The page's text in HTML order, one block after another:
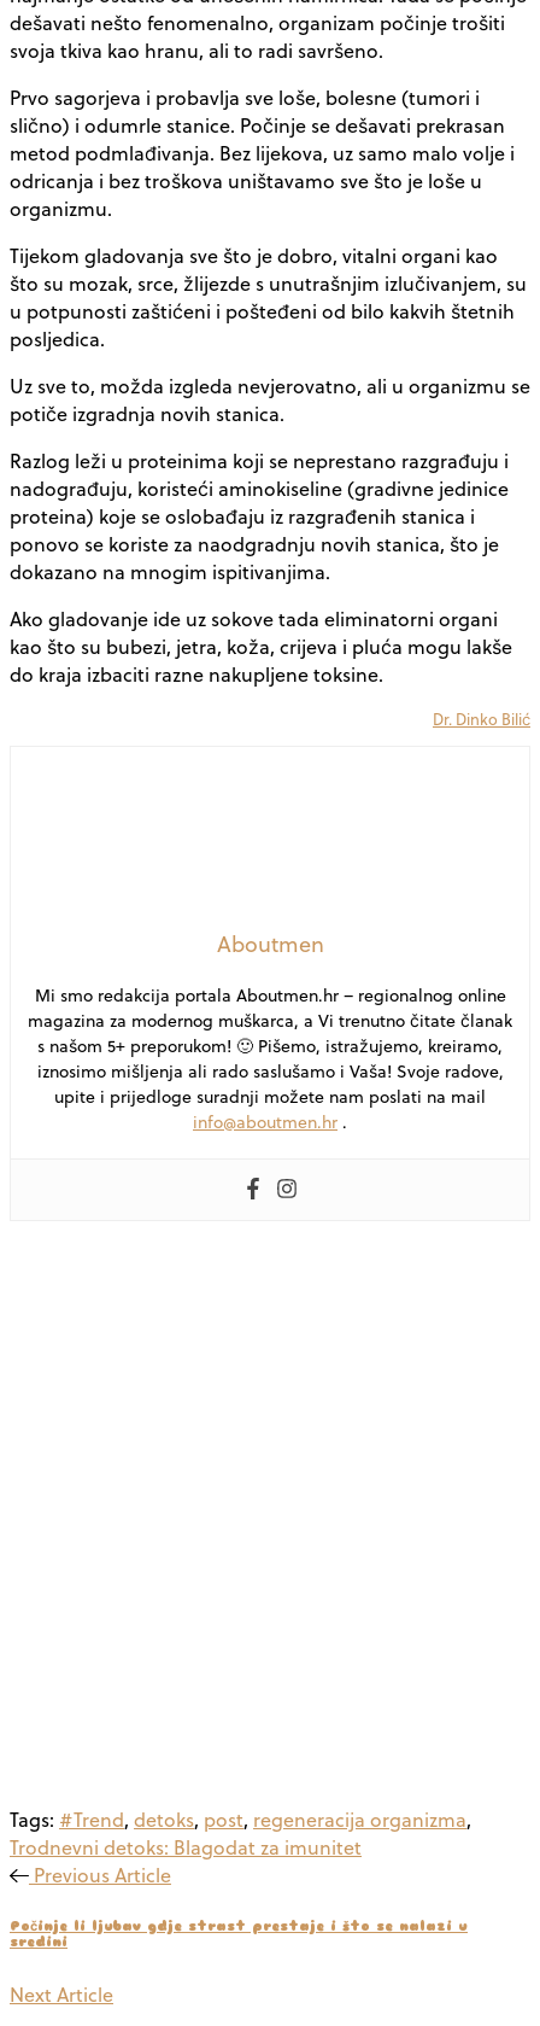
dešavati nešto fenomenalno, organizam počinje trošiti
svoja tkiva kao hranu, ali to radi savršeno.
Prvo sagorjeva i probavlja sve loše, bolesne (tumori i
slično) i odumrle stanice. Počinje se dešavati prekrasan
metod podmlađivanja. Bez lijekova, uz samo malo volje i
odricanja i bez troškova uništavamo sve što je loše u
organizmu.
Tijekom gladovanja sve što je dobro, vitalni organi kao
što su mozak, srce, žlijezde s unutrašnjim izlučivanjem, su
u potpunosti zaštićeni i pošteđeni od bilo kakvih štetnih
posljedica.
Uz sve to, možda izgleda nevjerovatno, ali u organizmu se
potiče izgradnja novih stanica.
Razlog leži u proteinima koji se neprestano razgrađuju i
nadograđuju, koristeći aminokiseline (gradivne jedinice
proteina) koje se oslobađaju iz razgrađenih stanica i
ponovo se koriste za naodgradnju novih stanica, što je
dokazano na mnogim ispitivanjima.
Ako gladovanje ide uz sokove tada eliminatorni organi
kao što su bubezi, jetra, koža, crijeva i pluća mogu lakše
do kraja izbaciti razne nakupljene toksine.
Dr. Dinko Bilić
Aboutmen
Mi smo redakcija portala Aboutmen.hr – regionalnog online
magazina za modernog muškarca, a Vi trenutno čitate članak
s našom 5+ preporukom! 🙂 Pišemo, istražujemo, kreiramo,
iznosimo mišljenja ali rado saslušamo i Vaša! Svoje radove,
upite i prijedloge suradnji možete nam poslati na mail
info@aboutmen.hr .
Tags: #Trend, detoks, post, regeneracija organizma,
Trodnevni detoks: Blagodat za imunitet
Previous Article
Počinje li ljubav gdje strast prestaje i što se nalazi u
sredini
Next Article